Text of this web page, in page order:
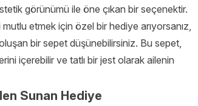
görünümü ile öne çıkan bir seçenektir.
etmek için özel bir hediye arıyorsanız,
bir sepet düşünebilirsiniz. Bu sepet,
içerebilir ve tatlı bir jest olarak ailenin
Sunan Hediye